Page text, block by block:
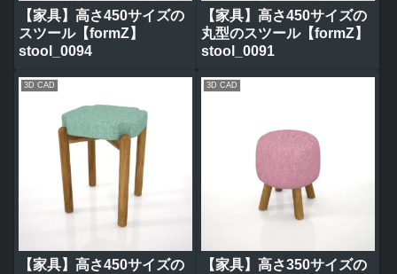
【家具】高さ450サイズの
スツール【formZ】
stool_0094
【家具】高さ450サイズの
丸型のスツール【formZ】
stool_0091
3D CAD
【家具】高さ450サイズの
3D CAD
【家具】高さ350サイズの